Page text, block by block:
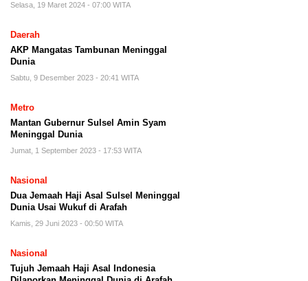
Selasa, 19 Maret 2024 - 07:00 WITA
Daerah
AKP Mangatas Tambunan Meninggal
Dunia
Sabtu, 9 Desember 2023 - 20:41 WITA
Metro
Mantan Gubernur Sulsel Amin Syam
Meninggal Dunia
Jumat, 1 September 2023 - 17:53 WITA
Nasional
Dua Jemaah Haji Asal Sulsel Meninggal
Dunia Usai Wukuf di Arafah
Kamis, 29 Juni 2023 - 00:50 WITA
Nasional
Tujuh Jemaah Haji Asal Indonesia